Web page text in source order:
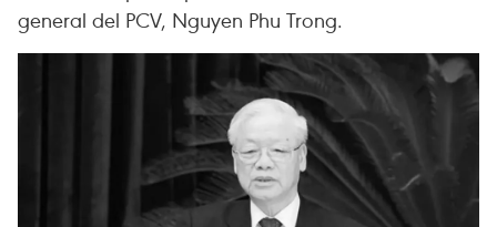
general del PCV, Nguyen Phu Trong.